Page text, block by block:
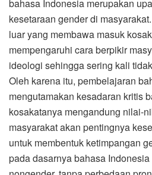
bahasa Indonesia merupakan
kesetaraan gender di
luar yang membawa masuk
mempengaruhi cara berpikir
ideologi sehingga sering kali
Oleh karena itu, pembelajaran
mengutamakan kesadaran kritis
kosakatanya mengandung nilai-
masyarakat akan pentingnya
untuk membentuk ketimpangan
pada dasarnya bahasa